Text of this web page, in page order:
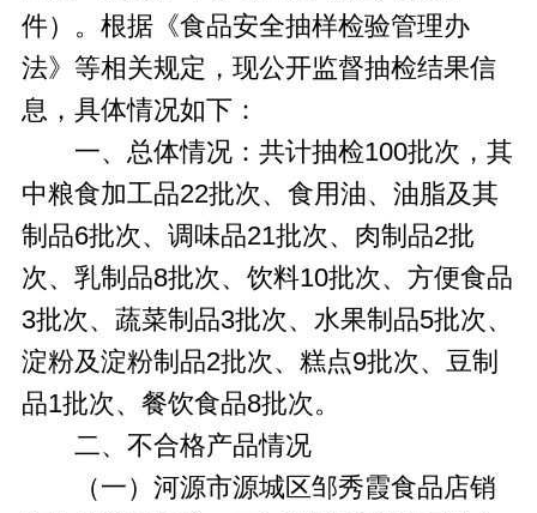
件）。根据《食品安全抽样检验管理办
法》等相关规定，现公开监督抽检结果信
息，具体情况如下：
一、总体情况：共计抽检100批次，其
中粮食加工品22批次、食用油、油脂及其
制品6批次、调味品21批次、肉制品2批
次、乳制品8批次、饮料10批次、方便食品
3批次、蔬菜制品3批次、水果制品5批次、
淀粉及淀粉制品2批次、糕点9批次、豆制
品1批次、餐饮食品8批次。
二、不合格产品情况
（一）河源市源城区邹秀霞食品店销